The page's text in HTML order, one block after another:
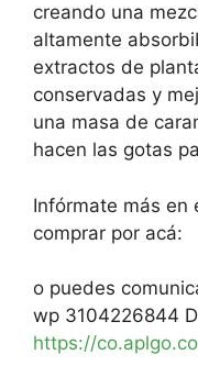
creando una
altamente
extractos de
conservadas y
una masa de
hacen las gotas
Infórmate más en
comprar por acá:
o puedes
wp 3104226844
https://